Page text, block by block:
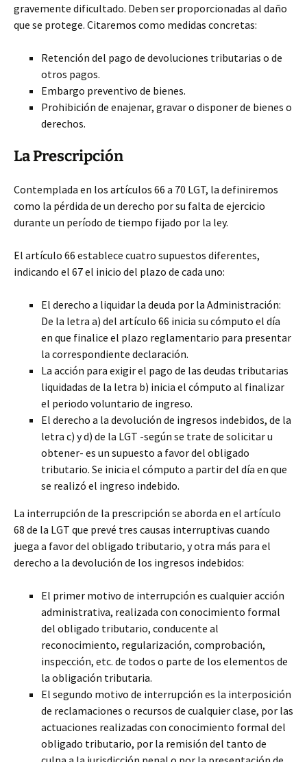
gravemente dificultado. Deben ser proporcionadas al daño
que se protege. Citaremos como medidas concretas:
Retención del pago de devoluciones tributarias o de
otros pagos.
Embargo preventivo de bienes.
Prohibición de enajenar, gravar o disponer de bienes o
derechos.
La Prescripción
Contemplada en los artículos 66 a 70 LGT, la definiremos
como la pérdida de un derecho por su falta de ejercicio
durante un período de tiempo fijado por la ley.
El artículo 66 establece cuatro supuestos diferentes,
indicando el 67 el inicio del plazo de cada uno:
El derecho a liquidar la deuda por la Administración:
De la letra a) del artículo 66 inicia su cómputo el día
en que finalice el plazo reglamentario para presentar
la correspondiente declaración.
La acción para exigir el pago de las deudas tributarias
liquidadas de la letra b) inicia el cómputo al finalizar
el periodo voluntario de ingreso.
El derecho a la devolución de ingresos indebidos, de la
letra c) y d) de la LGT -según se trate de solicitar u
obtener- es un supuesto a favor del obligado
tributario. Se inicia el cómputo a partir del día en que
se realizó el ingreso indebido.
La interrupción de la prescripción se aborda en el artículo
68 de la LGT que prevé tres causas interruptivas cuando
juega a favor del obligado tributario, y otra más para el
derecho a la devolución de los ingresos indebidos:
El primer motivo de interrupción es cualquier acción
administrativa, realizada con conocimiento formal
del obligado tributario, conducente al
reconocimiento, regularización, comprobación,
inspección, etc. de todos o parte de los elementos de
la obligación tributaria.
El segundo motivo de interrupción es la interposición
de reclamaciones o recursos de cualquier clase, por las
actuaciones realizadas con conocimiento formal del
obligado tributario, por la remisión del tanto de